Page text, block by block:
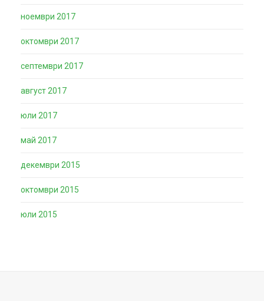
ноември 2017
октомври 2017
септември 2017
август 2017
юли 2017
май 2017
декември 2015
октомври 2015
юли 2015